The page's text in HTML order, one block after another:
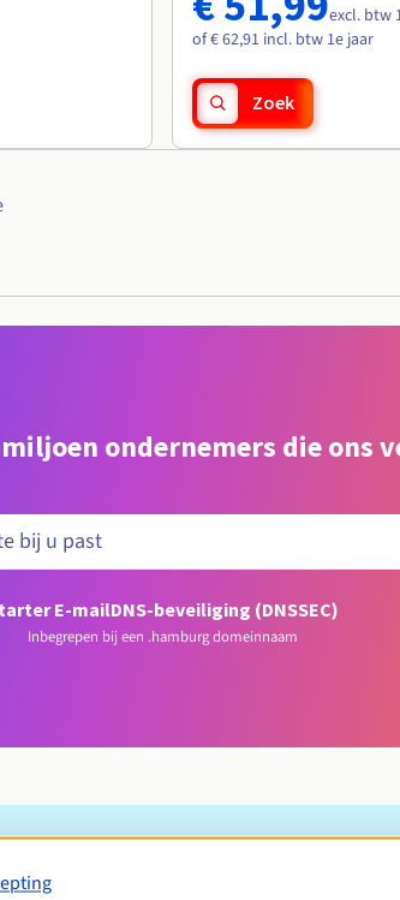
excl. btw
of € 62,91 incl. btw 1e jaar
Zoek
ondernemers die ons
E-mailDNS-beveiliging (DNSSEC)
Inbegrepen bij een .hamburg domeinnaam
Toelatingsvoorwaarden